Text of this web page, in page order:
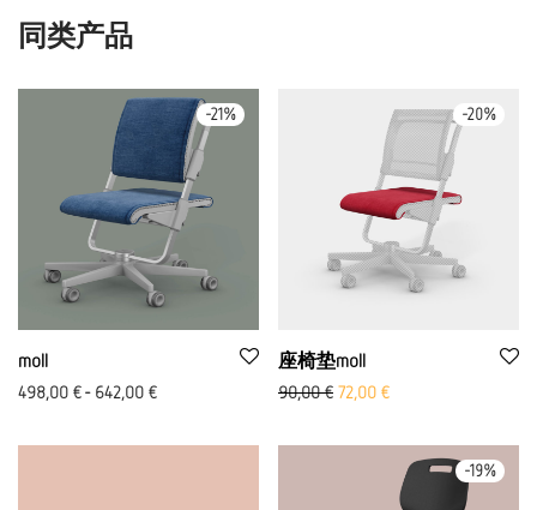
同类产品
-21%
moll
498,00 €- 642,00 €
-20%
座椅垫moll
90,00€ 原价：90,00 欧元
72,00 €Aktueller Preis ist:
-19%